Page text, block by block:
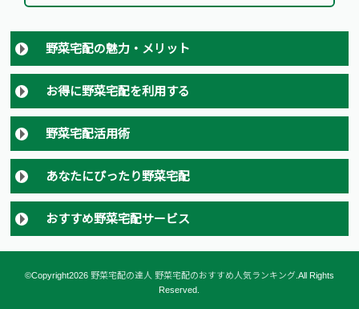
野菜宅配の魅力・メリット
お得に野菜宅配を利用する
野菜宅配活用術
あなたにぴったり野菜宅配
おすすめ野菜宅配サービス
©Copyright2026 野菜宅配の達人 野菜宅配のおすすめ人気ランキング.All Rights
Reserved.